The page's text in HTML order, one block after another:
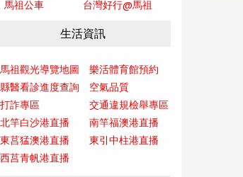
馬祖公車
台灣好行@馬祖
生活資訊
馬祖觀光導覽地圖
樂活體育館預約
縣醫看診進度查詢
空氣品質
打詐專區
交通違規檢舉專區
北竿白沙港直播
南竿福澳港直播
東莒猛澳港直播
東引中柱港直播
西莒青帆港直播